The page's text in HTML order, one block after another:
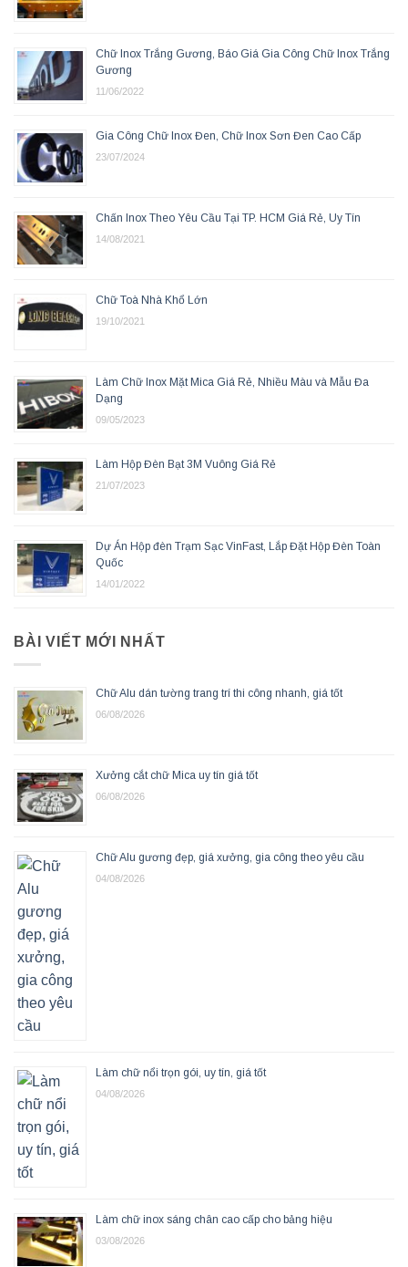
Chữ Inox Trắng Gương, Báo Giá Gia Công Chữ Inox Trắng
Gương
11/06/2022
Gia Công Chữ Inox Đen, Chữ Inox Sơn Đen Cao Cấp
23/07/2024
Chấn Inox Theo Yêu Cầu Tại TP. HCM Giá Rẻ, Uy Tín
14/08/2021
Chữ Toà Nhà Khổ Lớn
19/10/2021
Làm Chữ Inox Mặt Mica Giá Rẻ, Nhiều Màu và Mẫu Đa
Dạng
09/05/2023
Làm Hộp Đèn Bạt 3M Vuông Giá Rẻ
21/07/2023
Dự Án Hộp đèn Trạm Sạc VinFast, Lắp Đặt Hộp Đèn Toàn
Quốc
14/01/2022
BÀI VIẾT MỚI NHẤT
Chữ Alu dán tường trang trí thi công nhanh, giá tốt
06/08/2026
Xưởng cắt chữ Mica uy tín giá tốt
06/08/2026
Chữ Alu gương đẹp, giá xưởng, gia công theo yêu cầu
04/08/2026
Làm chữ nổi trọn gói, uy tín, giá tốt
04/08/2026
Làm chữ inox sáng chân cao cấp cho bảng hiệu
03/08/2026